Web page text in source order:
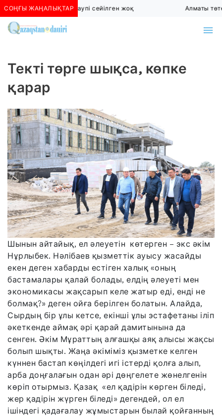
СОҢҒЫ ЖАҢАЛЫҚТАР
Алматыда көшкін қаупі сейілген жоқ Алматы
Текті төрге шықса, көпке
қарар
Шынын айтайық, ел әлеуетін көтерген – экс әкім
Нұрлыбек. Нәлібаев қызметтік ауысу жасайды
екен деген хабарды естіген халық «оның
бастамалары қалай болады, елдің әлеуеті мен
экономикасы жақсарып келе жатыр еді, енді не
болмақ?» деген ойға берілген болатын. Алайда,
Сырдың бір ұлы кетсе, екінші ұлы эстафетаны іліп
әкеткенде аймақ әрі қарай дамитынына да
сенген. Әкім Мұраттың алғашқы аяқ алысы жақсы
болып шықты. Жаңа әкіміміз қызметке келген
күннен бастап көңілдегі игі істерді қолға алып,
арба доңғалағын одан әрі дөңгелете жөнелгенін
көріп отырмыз. Қазақ «ел қадірін көрген біледі,
жер қадірін жүрген біледі» дегендей, ол ел
ішіндегі қадағалау жұмыстарын былай қойғанның